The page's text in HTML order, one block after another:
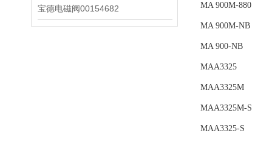
宝德电磁阀00154682 MA 900M-880
MA 900M-NB
MA 900-NB
MAA3325
MAA3325M
MAA3325M-S
MAA3325-S